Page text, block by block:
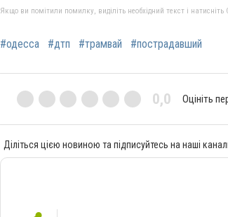
Якщо ви помітили помилку, виділіть необхідний текст і
#одесса #дтп #трамвай #пострадавший
0,0 Оцініть
Діліться цією новиною та підписуйтесь на наші